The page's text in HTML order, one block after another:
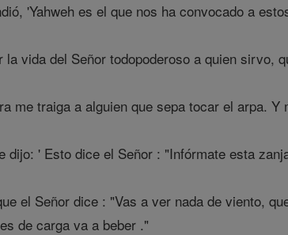
'Yahweh es el que nos ha convocado a
la vida del Señor todopoderoso a quien sirvo,
me traiga a alguien que sepa tocar el arpa.
dijo: ' Esto dice el Señor : "Infórmate esta
el Señor dice : "Vas a ver nada de viento,
de carga va a beber ."